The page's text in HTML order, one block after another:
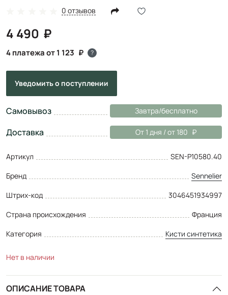
0 отзывов
4 490
4 платежа от 1 123 ?
Уведомитьо поступлении
Самовывоз Завтра/бесплатно
Доставка От 1 дня / от 180
Артикул
SEN-P10580.40
Бренд
Sennelier
Штрих-код
3046451934997
Страна происхождения
Франция
Категория
Кисти синтетика
Нет в наличии
ОПИСАНИЕ ТОВАРА